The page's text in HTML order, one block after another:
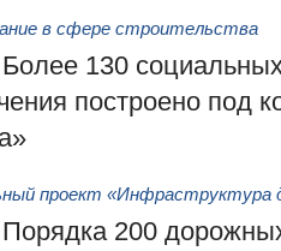
в сфере строительства
130
построено под
проект «Инфраструктура
200